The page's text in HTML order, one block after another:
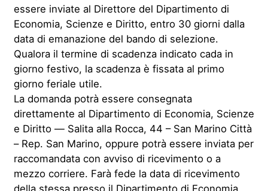
essere inviate al Direttore del Dipartimento di
Economia, Scienze e Diritto, entro 30 giorni dalla
data di emanazione del bando di selezione.
Qualora il termine di scadenza indicato cada in
giorno festivo, la scadenza è fissata al primo
giorno feriale utile.
La domanda potrà essere consegnata
direttamente al Dipartimento di Economia, Scienze
e Diritto — Salita alla Rocca, 44 – San Marino Città
– Rep. San Marino, oppure potrà essere inviata per
raccomandata con avviso di ricevimento o a
mezzo corriere. Farà fede la data di ricevimento
della stessa presso il Dipartimento di Economia,